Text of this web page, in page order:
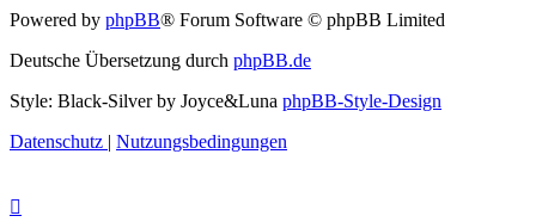
Powered by phpBB® Forum Software © phpBB Limited
Deutsche Übersetzung durch phpBB.de
Style: Black-Silver by Joyce&Luna phpBB-Style-Design
Datenschutz | Nutzungsbedingungen